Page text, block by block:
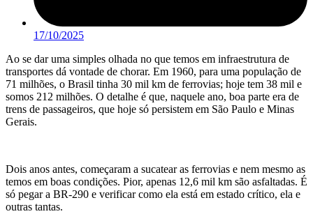
17/10/2025
Ao se dar uma simples olhada no que temos em infraestrutura de
transportes dá vontade de chorar. Em 1960, para uma população de
71 milhões, o Brasil tinha 30 mil km de ferrovias; hoje tem 38 mil e
somos 212 milhões. O detalhe é que, naquele ano, boa parte era de
trens de passageiros, que hoje só persistem em São Paulo e Minas
Gerais.
Dois anos antes, começaram a sucatear as ferrovias e nem mesmo as
temos em boas condições. Pior, apenas 12,6 mil km são asfaltadas. É
só pegar a BR-290 e verificar como ela está em estado crítico, ela e
outras tantas.